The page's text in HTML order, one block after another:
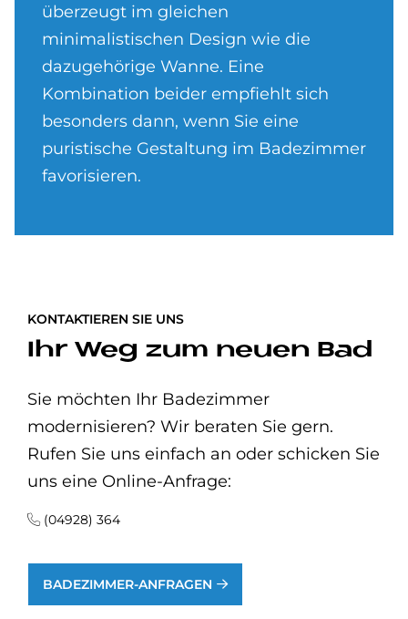
überzeugt im gleichen
minimalistischen Design wie die
dazugehörige Wanne. Eine
Kombination beider empfiehlt sich
besonders dann, wenn Sie eine
puristische Gestaltung im Badezimmer
favorisieren.
KONTAKTIEREN SIE UNS
Ihr Weg zum neuen Bad
Sie möchten Ihr Badezimmer
modernisieren? Wir beraten Sie gern.
Rufen Sie uns einfach an oder schicken Sie
uns eine Online-Anfrage:
(04928) 364
BADEZIMMER-ANFRAGEN